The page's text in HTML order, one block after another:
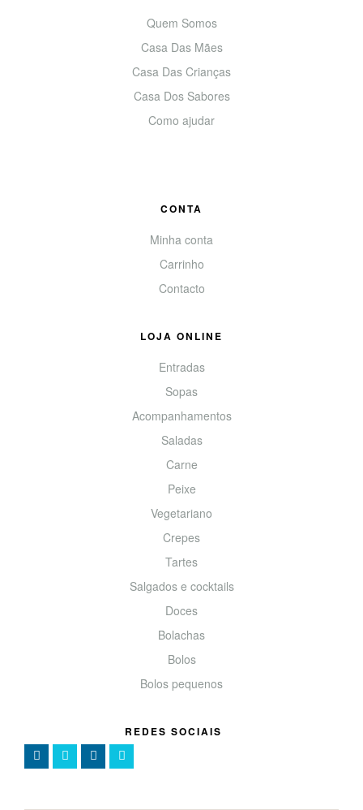
Quem Somos
Casa Das Mães
Casa Das Crianças
Casa Dos Sabores
Como ajudar
CONTA
Minha conta
Carrinho
Contacto
LOJA ONLINE
Entradas
Sopas
Acompanhamentos
Saladas
Carne
Peixe
Vegetariano
Crepes
Tartes
Salgados e cocktails
Doces
Bolachas
Bolos
Bolos pequenos
REDES SOCIAIS